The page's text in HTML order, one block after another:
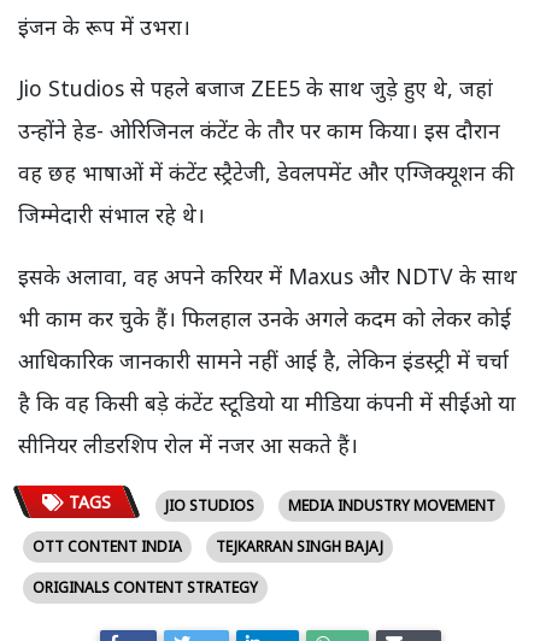
इंजन के रूप में उभरा।
Jio Studios से पहले बजाज ZEE5 के साथ जुड़े हुए थे, जहां
उन्होंने हेड- ओरिजिनल कंटेंट के तौर पर काम किया। इस दौरान
वह छह भाषाओं में कंटेंट स्ट्रैटेजी, डेवलपमेंट और एग्जिक्यूशन की
जिम्मेदारी संभाल रहे थे।
इसके अलावा, वह अपने करियर में Maxus और NDTV के साथ
भी काम कर चुके हैं। फिलहाल उनके अगले कदम को लेकर कोई
आधिकारिक जानकारी सामने नहीं आई है, लेकिन इंडस्ट्री में चर्चा
है कि वह किसी बड़े कंटेंट स्टूडियो या मीडिया कंपनी में सीईओ या
सीनियर लीडरशिप रोल में नजर आ सकते हैं।
TAGS JIO STUDIOS
MEDIA INDUSTRY MOVEMENT
OTT CONTENT INDIA
TEJKARRAN SINGH BAJAJ
ORIGINALS CONTENT STRATEGY